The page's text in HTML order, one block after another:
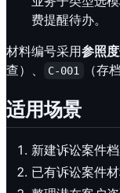
费提醒待办。
材料编号采用参照
查）、
C-001 （存
适用场景
新建诉讼案件
已有诉讼案件